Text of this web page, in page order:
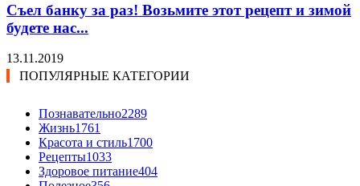
Съел банку за раз! Возьмите этот рецепт и зимой
будете нас...
13.11.2019
ПОПУЛЯРНЫЕ КАТЕГОРИИ
Познавательно2289
Жизнь1761
Красота и стиль1700
Рецепты1033
Здоровое питание404